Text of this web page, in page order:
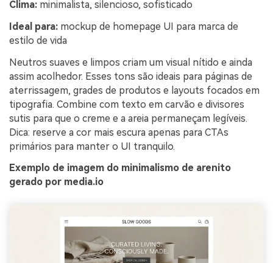
Clima: minimalista, silencioso, sofisticado
Ideal para: mockup de homepage UI para marca de
estilo de vida
Neutros suaves e limpos criam um visual nítido e ainda
assim acolhedor. Esses tons são ideais para páginas de
aterrissagem, grades de produtos e layouts focados em
tipografia. Combine com texto em carvão e divisores
sutis para que o creme e a areia permaneçam legíveis.
Dica: reserve a cor mais escura apenas para CTAs
primários para manter o UI tranquilo.
Exemplo de imagem do minimalismo de arenito
gerado por media.io